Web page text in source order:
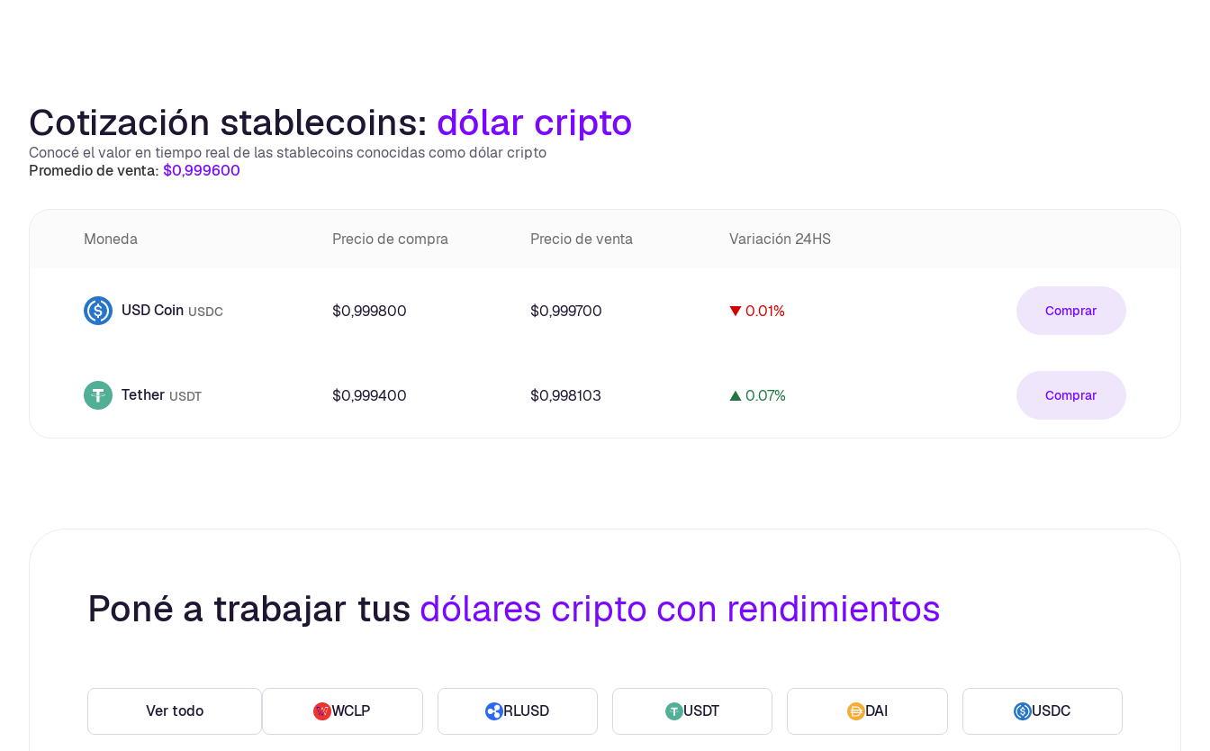
Cotización stablecoins: dólar cripto
Conocé el valor en tiempo real de las stablecoins conocidas como dólar cripto
Promedio de venta: $0,999600
Moneda Precio de compra Precio de venta Variación 24HS
USD Coin USDC $0,999800 $0,999700 ▼ 0.01% Comprar
Tether USDT $0,999400 $0,998103 ▲ 0.07% Comprar
Poné a trabajar tus dólares cripto con rendimientos
Ver todo WCLP RLUSD USDT DAI USDC